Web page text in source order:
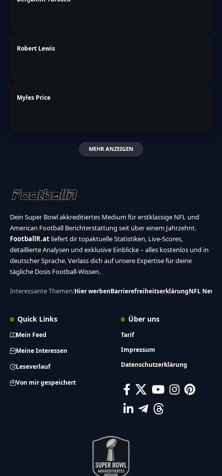
Robert Lewis
Myles Price
MEHR ANZEIGEN
Dein Super Bowl akkreditiertes Medium für erstklassige NFL und
American Football Berichterstattung seit über einem Jahrzehnt.
FootballR.at liefert dir topaktuelle Statistiken, Live-Scores,
detaillierte Analysen und exklusive Einblicke – alles kostenlos und in
deutscher Sprache. Verlass dich auf unsere Expertise für deine
tägliche Dosis Football-Wissen.
Interessante Themen:Hier werbenBarrierefreiheitserklärungNFL News
Quick Links
Mein Feed
Meine Interessen
Leseverlauf
Von mir gespeichert
Über uns
Tarif
Impressum
Datenschutzerklärung